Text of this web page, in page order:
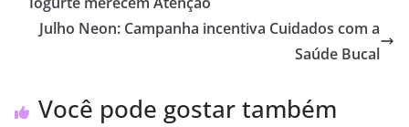
Julho Neon: Campanha incentiva Cuidados com a
Saúde Bucal
Você pode gostar também